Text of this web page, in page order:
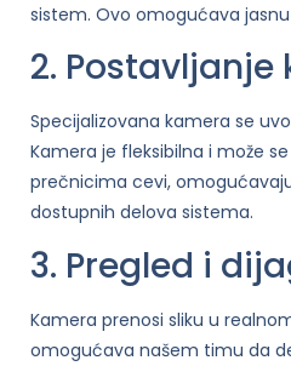
sistem. Ovo omogućava
2. Postavljanje
Specijalizovana kamera se
Kamera je fleksibilna i može
prečnicima cevi,
dostupnih delova sistema.
3. Pregled i
Kamera prenosi sliku u
omogućava našem timu da